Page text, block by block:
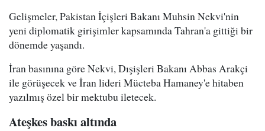
Gelişmeler, Pakistan İçişleri Bakanı Muhsin Nekvi'nin
yeni diplomatik girişimler kapsamında Tahran'a gittiği bir
dönemde yaşandı.
İran basınına göre Nekvi, Dışişleri Bakanı Abbas Arakçi
ile görüşecek ve İran lideri Mücteba Hamaney'e hitaben
yazılmış özel bir mektubu iletecek.
Ateşkes baskı altında